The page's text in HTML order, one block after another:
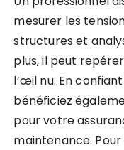
mesurer les
structures et
plus, il peut
l’œil nu. En
bénéficiez
pour votre
maintenance.